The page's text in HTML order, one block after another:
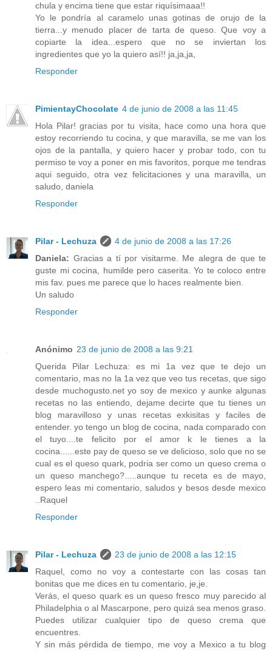
chula y encima tiene que estar riquísimaaa!!
Yo le pondría al caramelo unas gotinas de orujo de la
tierra...y menudo placer de tarta de queso. Que voy a
copiarte la idea...espero que no se inviertan los
ingredientes que yo la quiero así!! ja,ja,ja,
Responder
PimientayChocolate 4 de junio de 2008 a las 11:45
Hola Pilar! gracias por tu visita, hace como una hora que
estoy recorriendo tu cocina, y que maravilla, se me van los
ojos de la pantalla, y quiero hacer y probar todo, con tu
permiso te voy a poner en mis favoritos, porque me tendras
aqui seguido, otra vez felicitaciones y una maravilla, un
saludo, daniela
Responder
Pilar - Lechuza
4 de junio de 2008 a las 17:26
Daniela: Gracias a tí por visitarme. Me alegra de que te
guste mi cocina, humilde pero caserita. Yo te coloco entre
mis fav. pues me parece que lo haces realmente bien.
Un saludo
Responder
Anónimo 23 de junio de 2008 a las 9:21
Querida Pilar Lechuza: es mi 1a vez que te dejo un
comentario, mas no la 1a vez que veo tus recetas, que sigo
desde muchogusto.net yo soy de mexico y aunke algunas
recetas no las entiendo, dejame decirte que tu tienes un
blog maravilloso y unas recetas exkisitas y faciles de
entender. yo tengo un blog de cocina, nada comparado con
el tuyo....te felicito por el amor k le tienes a la
cocina......este pay de queso se ve delicioso, solo que no se
cual es el queso quark, podria ser como un queso crema o
un queso manchego?.....aunque tu receta es de mayo,
espero leas mi comentario, saludos y besos desde mexico
..Raquel
Responder
Pilar - Lechuza
23 de junio de 2008 a las 12:15
Raquel, como no voy a contestarte con las cosas tan
bonitas que me dices en tu comentario, je,je.
Verás, el queso quark es un queso fresco muy parecido al
Philadelphia o al Mascarpone, pero quizá sea menos graso.
Puedes utilizar cualquier tipo de queso crema que
encuentres.
Y sin más pérdida de tiempo, me voy a Mexico a tu blog